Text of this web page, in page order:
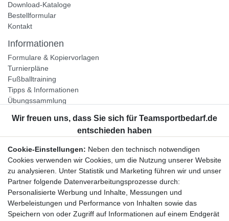
Download-Kataloge
Bestellformular
Kontakt
Informationen
Formulare & Kopiervorlagen
Turnierpläne
Fußballtraining
Tipps & Informationen
Übungssammlung
Unternehmen
Widerrufsrecht
Bestellung widerrufen
Datenschutzerklärung
AGB
Impressum
Cookie-Einstellungen: Neben den technisch notwendigen
Cookies verwenden wir Cookies, um die Nutzung unserer Website
zu analysieren. Unter Statistik und Marketing führen wir und unser
Partner folgende Datenverarbeitungsprozesse durch:
Personalisierte Werbung und Inhalte, Messungen und
Werbeleistungen und Performance von Inhalten sowie das
Speichern von oder Zugriff auf Informationen auf einem Endgerät